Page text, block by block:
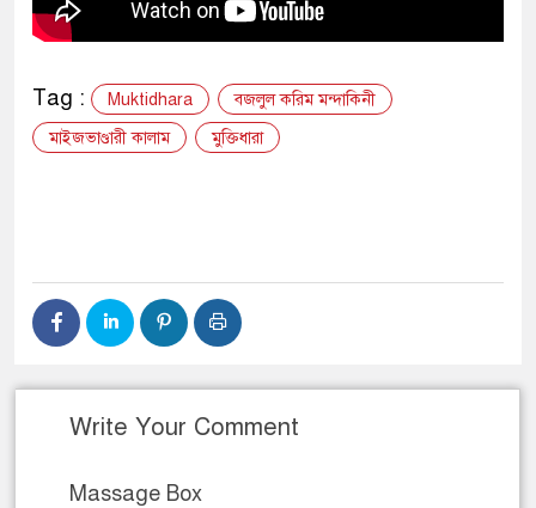
Tag : Muktidhara
বজলুল করিম মন্দাকিনী
মাইজভাণ্ডারী কালাম
মুক্তিধারা
Write Your Comment
Massage Box